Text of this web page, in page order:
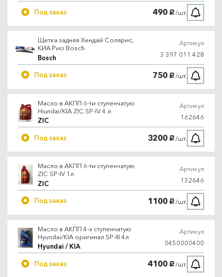
Под заказ 490 руб./шт.
Щетка задняя Хендай Солярис,
КИА Рио Bosch
Bosch
Артикул
3 397 011 428
Под заказ 750 руб./шт.
Масло в АКПП 6-ти ступенчатую
Hiundai/KIA ZIC SP-IV 4 л
ZIC
Артикул
162646
Под заказ 3200 руб./шт.
Масло в АКПП 6-ти ступенчатую
ZIC SP-IV 1л
ZIC
Артикул
132646
Под заказ 1100 руб./шт.
Масло в АКПП 4-х ступенчатую
Hyundai/KIA оригинал SP-III 4л
Hyundai / KIA
Артикул
0450000400
Под заказ 4100 руб./шт.